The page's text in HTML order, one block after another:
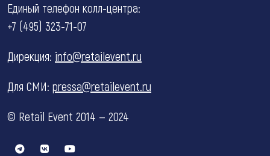
Единый телефон колл-центра:
+7 (495) 323-71-07
Дирекция: info@retailevent.ru
Для СМИ: pressa@retailevent.ru
© Retail Event 2014 — 2024